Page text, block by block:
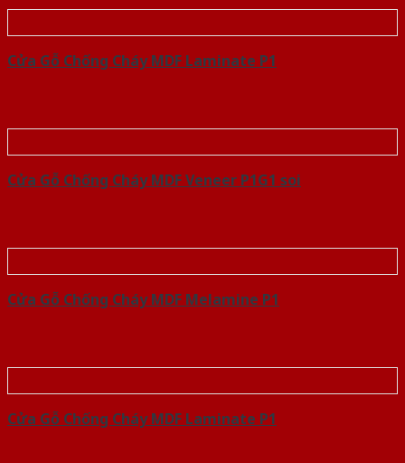
Cửa Gỗ Chống Cháy MDF Laminate P1
Cửa Gỗ Chống Cháy MDF Veneer P1G1 soi
Cửa Gỗ Chống Cháy MDF Melamine P1
Cửa Gỗ Chống Cháy MDF Laminate P1